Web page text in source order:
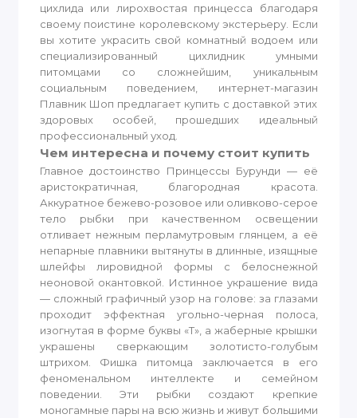
цихлида или лирохвостая принцесса благодаря
своему поистине королевскому экстерьеру. Если
вы хотите украсить свой комнатный водоем или
специализированный цихлидник умными
питомцами со сложнейшим, уникальным
социальным поведением, интернет-магазин
Плавник Шоп предлагает купить с доставкой этих
здоровых особей, прошедших идеальный
профессиональный уход.
Чем интересна и почему стоит купить
Главное достоинство Принцессы Бурунди — её
аристократичная, благородная красота.
Аккуратное бежево-розовое или оливково-серое
тело рыбки при качественном освещении
отливает нежным перламутровым глянцем, а её
непарные плавники вытянуты в длинные, изящные
шлейфы лировидной формы с белоснежной
неоновой окантовкой. Истинное украшение вида
— сложный графичный узор на голове: за глазами
проходит эффектная угольно-черная полоса,
изогнутая в форме буквы «Т», а жаберные крышки
украшены сверкающим золотисто-голубым
штрихом. Фишка питомца заключается в его
феноменальном интеллекте и семейном
поведении. Эти рыбки создают крепкие
моногамные пары на всю жизнь и живут большими